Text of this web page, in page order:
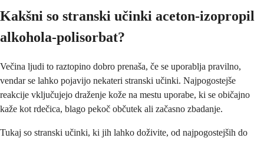
Kakšni so stranski učinki aceton-izopropil
alkohola-polisorbat?
Večina ljudi to raztopino dobro prenaša, če se uporablja pravilno,
vendar se lahko pojavijo nekateri stranski učinki. Najpogostejše
reakcije vključujejo draženje kože na mestu uporabe, ki se običajno
kaže kot rdečica, blago pekoč občutek ali začasno zbadanje.
Tukaj so stranski učinki, ki jih lahko doživite, od najpogostejših do